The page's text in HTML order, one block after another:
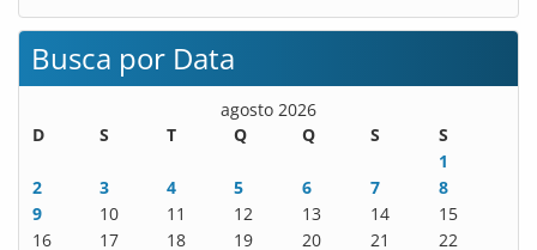
Busca por Data
agosto 2026
D
S T Q Q S
S
1
2
3 4 5 6 7
8
9
10 11 12 13 14
15
16
17 18 19 20 21
22